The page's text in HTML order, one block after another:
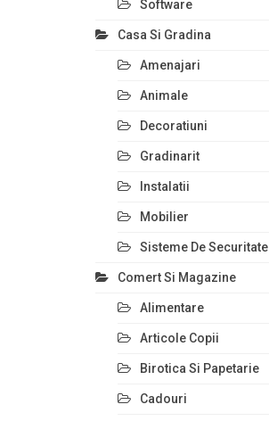
Software
Casa Si Gradina
Amenajari
Animale
Decoratiuni
Gradinarit
Instalatii
Mobilier
Sisteme De Securitate
Comert Si Magazine
Alimentare
Articole Copii
Birotica Si Papetarie
Cadouri